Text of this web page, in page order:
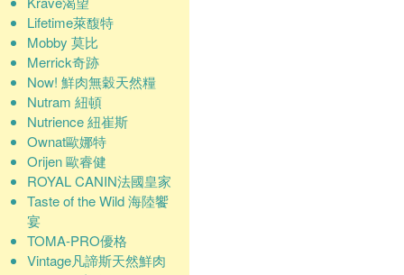
Lifetime萊馥特
Mobby 莫比
Merrick奇跡
Now! 鮮肉無穀天然糧
Nutram 紐頓
Nutrience 紐崔斯
Ownat歐娜特
Orijen 歐睿健
ROYAL CANIN法國皇家
Taste of the Wild 海陸饗
宴
TOMA-PRO優格
Vintage凡諦斯天然鮮肉